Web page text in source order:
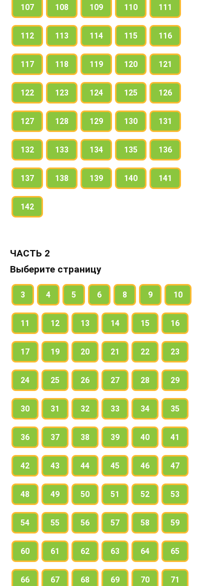
107 108 109 110 111
112 113 114 115 116
117 118 119 120 121
122 123 124 125 126
127 128 129 130 131
132 133 134 135 136
137 138 139 140 141
142
ЧАСТЬ 2
Выберите страницу
3 4 5 6 8 9 10
11 12 13 14 15 16
17 19 20 21 22 23
24 25 26 27 28 29
30 31 32 33 34 35
36 37 38 39 40 41
42 43 44 45 46 47
48 49 50 51 52 53
54 55 56 57 58 59
60 61 62 63 64 65
66 67 68 69 70 71